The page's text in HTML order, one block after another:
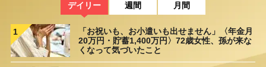
デイリー 週間 月間
1
「お祝いも、お小遣いも出せません」〈年金月
20万円・貯蓄1,400万円〉72歳女性、孫が来な
くなって気づいたこと